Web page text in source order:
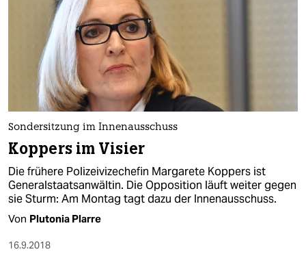
Sondersitzung im Innenausschuss
Koppers im Visier
Die frühere Polizeivizechefin Margarete Koppers ist
Generalstaatsanwältin. Die Opposition läuft weiter gegen
sie Sturm: Am Montag tagt dazu der Innenausschuss.
Von Plutonia Plarre
16.9.2018